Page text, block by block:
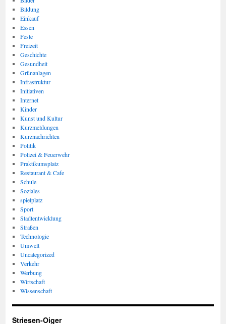
Bildung
Einkauf
Essen
Feste
Freizeit
Geschichte
Gesundheit
Grünanlagen
Infrastruktur
Initiativen
Internet
Kinder
Kunst und Kultur
Kurzmeldungen
Kurznachrichten
Politik
Polizei & Feuerwehr
Praktikumsplatz
Restaurant & Cafe
Schule
Soziales
spielplatz
Sport
Stadtentwicklung
Straßen
Technologie
Umwelt
Uncategorized
Verkehr
Werbung
Wirtschaft
Wissenschaft
Striesen-Oiger